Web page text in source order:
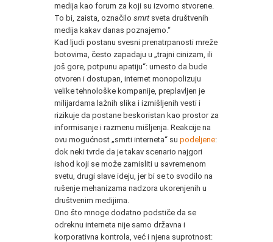
medija kao forum za koji su izvorno stvorene.
To bi, zaista, označilo smrt sveta društvenih
medija kakav danas poznajemo.“
Kad ljudi postanu svesni prenatrpanosti mreže
botovima, često zapadaju u „trajni cinizam, ili
još gore, potpunu apatiju“: umesto da bude
otvoren i dostupan, internet monopolizuju
velike tehnološke kompanije, preplavljen je
milijardama lažnih slika i izmišljenih vesti i
rizikuje da postane beskoristan kao prostor za
informisanje i razmenu mišljenja. Reakcije na
ovu mogućnost „smrti interneta“ su podeljene:
dok neki tvrde da je takav scenario najgori
ishod koji se može zamisliti u savremenom
svetu, drugi slave ideju, jer bi se to svodilo na
rušenje mehanizama nadzora ukorenjenih u
društvenim medijima.
Ono što mnoge dodatno podstiče da se
odreknu interneta nije samo državna i
korporativna kontrola, već i njena suprotnost: